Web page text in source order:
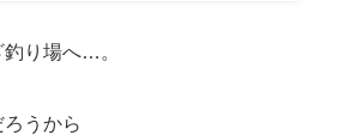
り場へ…。
うから